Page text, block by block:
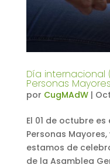
Día
Personas
por CugMAdW|
El 01 de octubre
Personas
estamos de
de la Asamblea